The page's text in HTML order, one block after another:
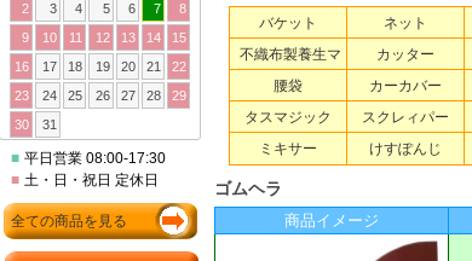
2
3 4 5 6 7
8
9
10 11 12 13 14
15
16
17 18 19 20 21
22
23
24 25 26 27 28
29
30
31
■ 平日営業 08:00-17:30
■ 土・日・祝日 定休日
全ての商品を見る
バケット ネット
不織布製養生マ
ット
カッター
腰袋
カーカバー
タスマジック
スクレィパー
ミキサー
けすぽんじ
ゴムヘラ
商品イメージ